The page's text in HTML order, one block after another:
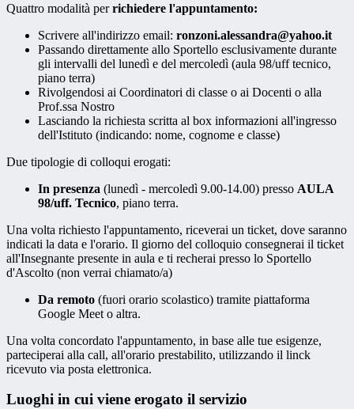
Quattro modalità perrichiedere l'appuntamento:
Scrivere all'indirizzo email: ronzoni.alessandra@yahoo.it
Passando direttamente allo Sportello esclusivamente durante
gli intervalli del lunedì e del mercoledì (aula 98/uff tecnico,
piano terra)
Rivolgendosi ai Coordinatori di classe o ai Docenti o alla
Prof.ssa Nostro
Lasciando la richiesta scritta al box informazioni all'ingresso
dell'Istituto (indicando: nome, cognome e classe)
Due tipologie di colloqui erogati:
In presenza (lunedì - mercoledì 9.00-14.00) presso AULA
98/uff. Tecnico, piano terra.
Una volta richiesto l'appuntamento, riceverai un ticket, dove saranno
indicati la data e l'orario. Il giorno del colloquio consegnerai il ticket
all'Insegnante presente in aula e ti recherai presso lo Sportello
d'Ascolto (non verrai chiamato/a)
Da remoto (fuori orario scolastico) tramite piattaforma
Google Meet o altra.
Una volta concordato l'appuntamento, in base alle tue esigenze,
parteciperai alla call, all'orario prestabilito, utilizzando il linck
ricevuto via posta elettronica.
Luoghi in cui viene erogato il servizio